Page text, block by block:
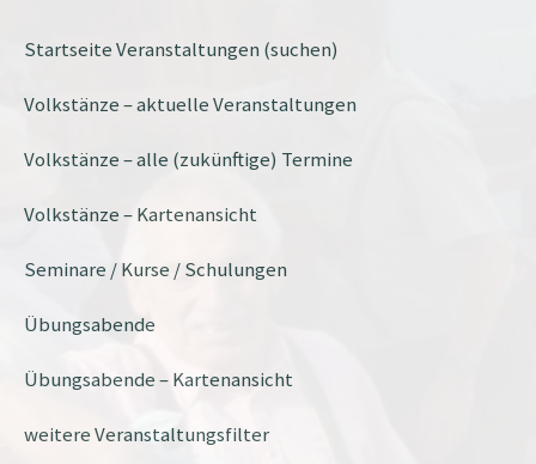
Startseite Veranstaltungen (suchen)
Volkstänze – aktuelle Veranstaltungen
Volkstänze – alle (zukünftige) Termine
Volkstänze – Kartenansicht
Seminare / Kurse / Schulungen
Übungsabende
Übungsabende – Kartenansicht
weitere Veranstaltungsfilter